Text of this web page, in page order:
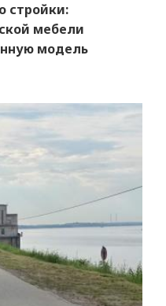
стройки:
мебели
модель